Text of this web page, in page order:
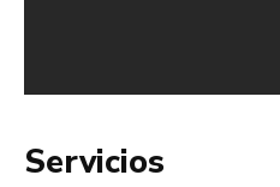
Servicios